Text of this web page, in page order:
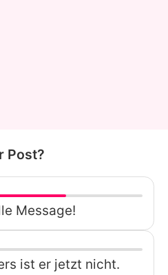
Post?
Message!
ist er jetzt nicht.